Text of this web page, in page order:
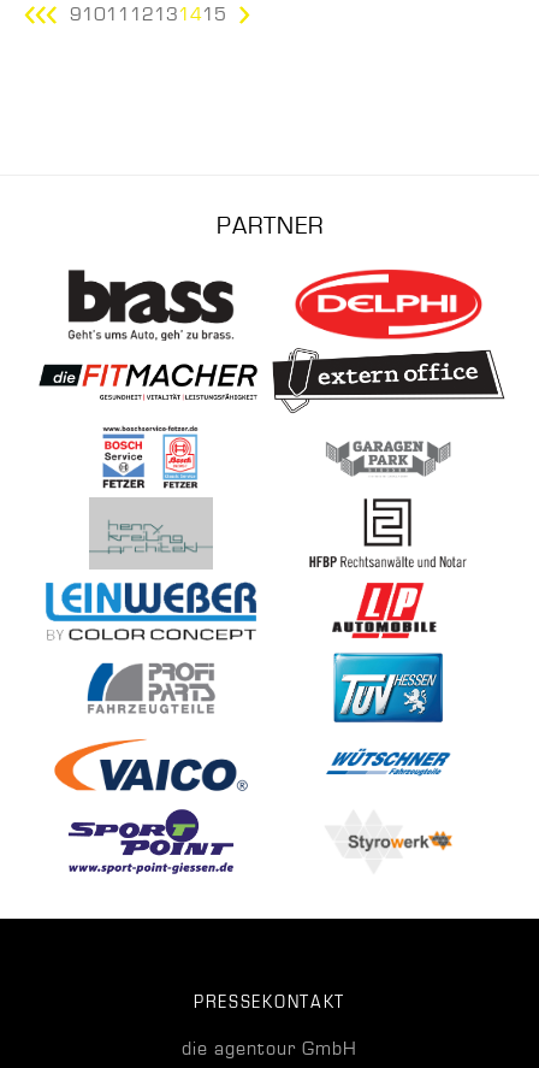
91011 12131415
PARTNER
PRESSEKONTAKT
die agentour GmbH